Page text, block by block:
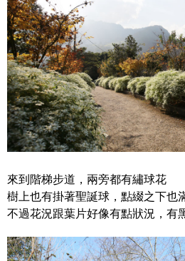
來到階梯步道，兩旁都有繡球花
樹上也有掛著聖誕球，點綴之下也
不過花況跟葉片好像有點狀況，有